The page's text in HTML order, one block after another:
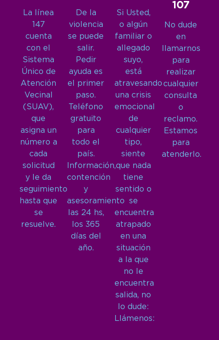
La línea
147
cuenta
con el
Sistema
Único de
Atención
Vecinal
(SUAV),
que
asigna un
número a
cada
solicitud
y le da
seguimiento
hasta que
se
resuelve.
De la
violencia
se puede
salir.
Pedir
ayuda es
el primer
paso.
Teléfono
gratuito
para
todo el
país.
Información,
contención
y
asesoramiento
las 24 hs,
los 365
días del
año.
Si Usted,
o algún
familiar o
allegado
suyo,
está
atravesando
una crisis
emocional
de
cualquier
tipo,
siente
que nada
tiene
sentido o
se
encuentra
atrapado
en una
situación
a la que
no le
encuentra
salida, no
lo dude:
Llámenos:
107
No dude
en
llamarnos
para
realizar
cualquier
consulta
o
reclamo.
Estamos
para
atenderlo.